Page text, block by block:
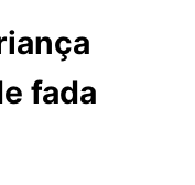
fada